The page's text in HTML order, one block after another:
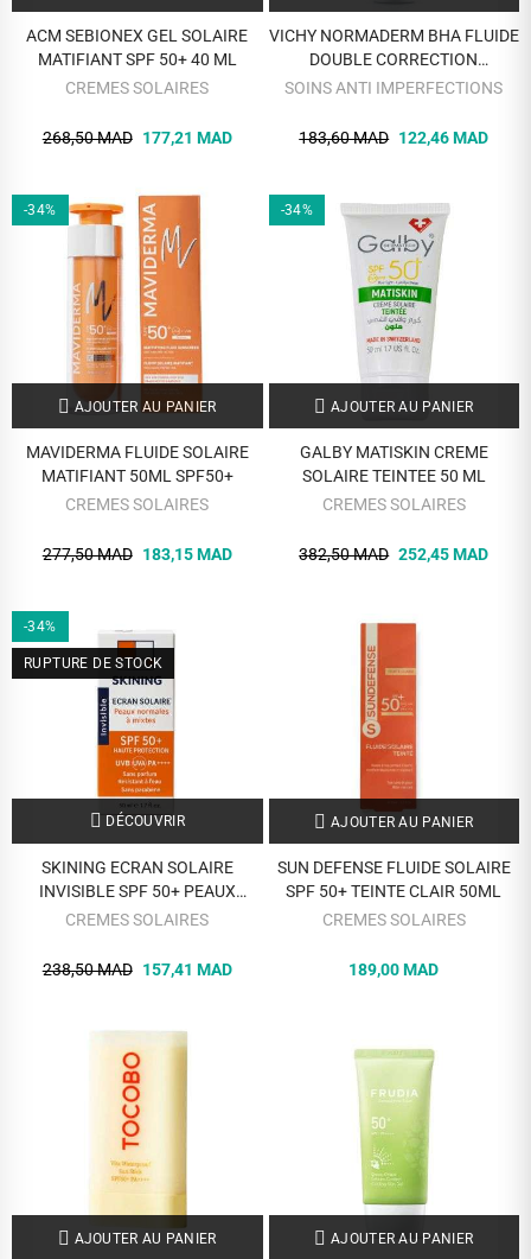
ACM SEBIONEX GEL SOLAIRE
MATIFIANT SPF 50+ 40 ML
CREMES SOLAIRES
268,50 MAD 177,21 MAD
VICHY NORMADERM BHA FLUIDE
DOUBLE CORRECTION
HYDRATANT 30 ML
SOINS ANTI IMPERFECTIONS
183,60 MAD 122,46 MAD
-34%
AJOUTER AU PANIER
MAVIDERMA FLUIDE SOLAIRE
MATIFIANT 50ML SPF50+
CREMES SOLAIRES
277,50 MAD 183,15 MAD
-34%
AJOUTER AU PANIER
GALBY MATISKIN CREME
SOLAIRE TEINTEE 50 ML
CREMES SOLAIRES
382,50 MAD 252,45 MAD
-34%
RUPTURE DE STOCK
DÉCOUVRIR
SKINING ECRAN SOLAIRE
INVISIBLE SPF 50+ PEAUX
NORMALES A MIXTES 50ML
CREMES SOLAIRES
238,50 MAD 157,41 MAD
AJOUTER AU PANIER
SUN DEFENSE FLUIDE SOLAIRE
SPF 50+ TEINTE CLAIR 50ML
CREMES SOLAIRES
189,00 MAD
AJOUTER AU PANIER AJOUTER AU PANIER